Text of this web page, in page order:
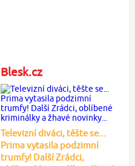
Blesk.cz
Televizní diváci, těšte se...
Prima vytasila podzimní
trumfy! Další Zrádci,